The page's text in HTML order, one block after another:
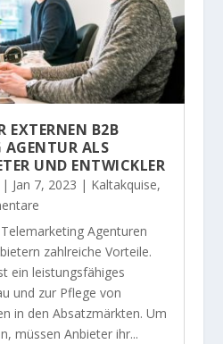
EXTERNEN B2B
AGENTUR ALS
UND ENTWICKLER
| Jan 7, 2023 | Kaltakquise,
Agenturen
zahlreiche Vorteile.
ein leistungsfähiges
und zur Pflege von
in den Absatzmärkten. Um
müssen Anbieter ihr...